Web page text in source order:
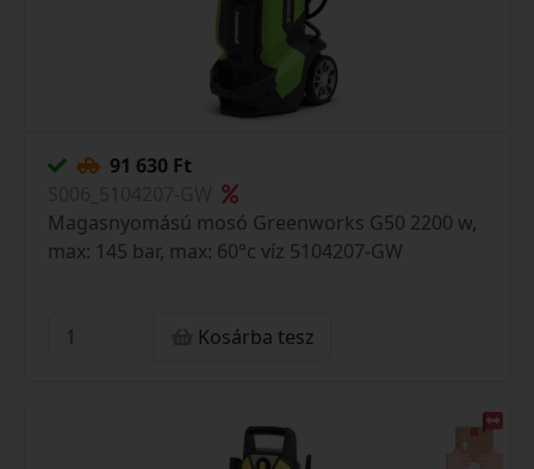
91 630 Ft
Magasnyomású mosó Greenworks G50 2200 w,
max: 145 bar, max: 60°c víz 5104207-GW
Kosárba tesz